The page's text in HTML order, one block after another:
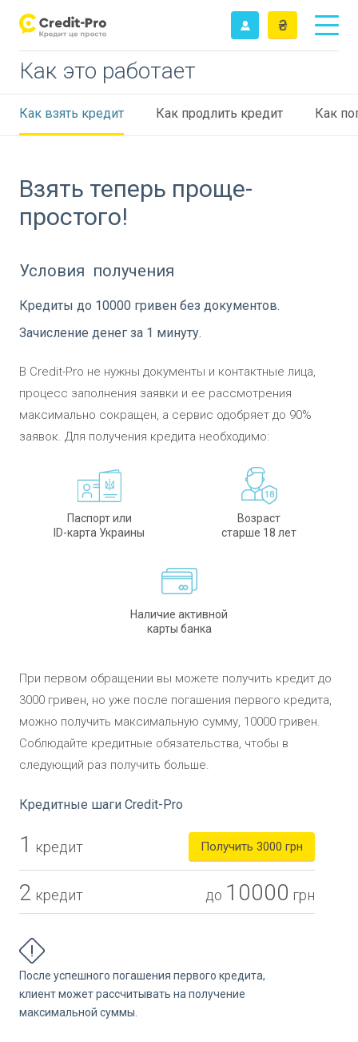
Как это работает
Как взять кредит Как продлить кредит Как
Взять теперь проще-
простого!
Условия получения
Кредиты до 10000 гривен без документов.
Зачисление денег за 1 минуту.
В Credit-Pro не нужны документы и контактные лица,
процесс заполнения заявки и ее рассмотрения
максимально сокращен, а сервис одобряет до 90%
заявок. Для получения кредита необходимо:
Паспорт или
ID-карта Украины
Возраст
старше 18 лет
Наличие активной
карты банка
При первом обращении вы можете получить кредит до
3000 гривен, но уже после погашения первого кредита,
можно получить максимальную сумму, 10000 гривен.
Соблюдайте кредитные обязательства, чтобы в
следующий раз получить больше.
Кредитные шаги Credit-Pro
1 кредит Получить 3000 грн
2 кредит до 10000 грн
После успешного погашения первого кредита,
клиент может рассчитывать на получение
максимальной суммы.